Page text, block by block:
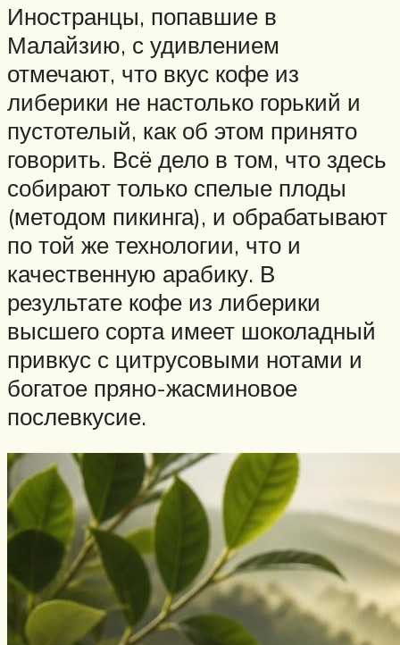
Иностранцы, попавшие в
Малайзию, с удивлением
отмечают, что вкус кофе из
либерики не настолько горький и
пустотелый, как об этом принято
говорить. Всё дело в том, что здесь
собирают только спелые плоды
(методом пикинга), и обрабатывают
по той же технологии, что и
качественную арабику. В
результате кофе из либерики
высшего сорта имеет шоколадный
привкус с цитрусовыми нотами и
богатое пряно-жасминовое
послевкусие.